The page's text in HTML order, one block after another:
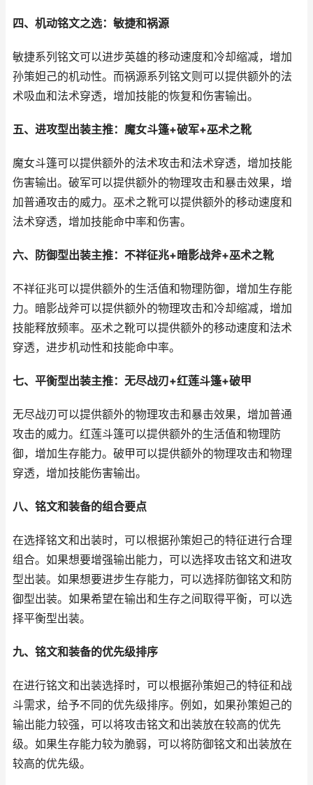
四、机动铭文之选：敏捷和祸源
敏捷系列铭文可以进步英雄的移动速度和冷却缩减，增加
孙策妲己的机动性。而祸源系列铭文则可以提供额外的法
术吸血和法术穿透，增加技能的恢复和伤害输出。
五、进攻型出装主推：魔女斗篷+破军+巫术之靴
魔女斗篷可以提供额外的法术攻击和法术穿透，增加技能
伤害输出。破军可以提供额外的物理攻击和暴击效果，增
加普通攻击的威力。巫术之靴可以提供额外的移动速度和
法术穿透，增加技能命中率和伤害。
六、防御型出装主推：不祥征兆+暗影战斧+巫术之靴
不祥征兆可以提供额外的生活值和物理防御，增加生存能
力。暗影战斧可以提供额外的物理攻击和冷却缩减，增加
技能释放频率。巫术之靴可以提供额外的移动速度和法术
穿透，进步机动性和技能命中率。
七、平衡型出装主推：无尽战刃+红莲斗篷+破甲
无尽战刃可以提供额外的物理攻击和暴击效果，增加普通
攻击的威力。红莲斗篷可以提供额外的生活值和物理防
御，增加生存能力。破甲可以提供额外的物理攻击和物理
穿透，增加技能伤害输出。
八、铭文和装备的组合要点
在选择铭文和出装时，可以根据孙策妲己的特征进行合理
组合。如果想要增强输出能力，可以选择攻击铭文和进攻
型出装。如果想要进步生存能力，可以选择防御铭文和防
御型出装。如果希望在输出和生存之间取得平衡，可以选
择平衡型出装。
九、铭文和装备的优先级排序
在进行铭文和出装选择时，可以根据孙策妲己的特征和战
斗需求，给予不同的优先级排序。例如，如果孙策妲己的
输出能力较强，可以将攻击铭文和出装放在较高的优先
级。如果生存能力较为脆弱，可以将防御铭文和出装放在
较高的优先级。